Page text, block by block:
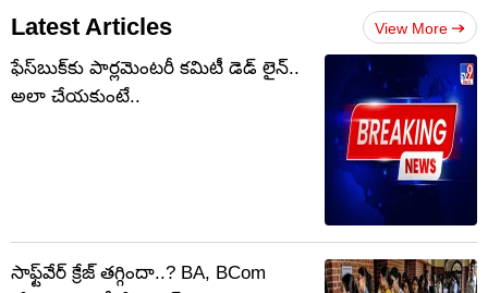
Latest Articles View More
ఫేస్‌బుక్‌కు పార్లమెంటరీ కమిటీ డెడ్ లైన్..
అలా చేయకుంటే..
సాఫ్ట్‌వేర్‌ క్రేజ్ తగ్గిందా..? BA, BCom